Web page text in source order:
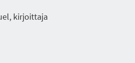
kirjoittaja